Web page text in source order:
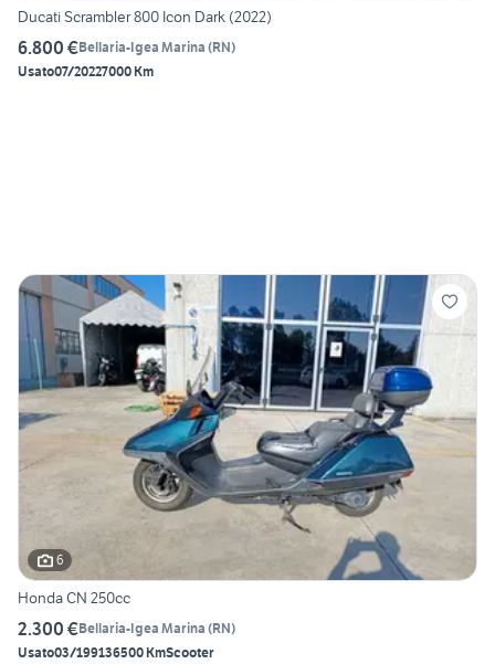
Ducati Scrambler 800 Icon Dark (2022)
6.800 €Bellaria-Igea Marina (RN)
Usato07/20227000 Km
6
Honda CN 250cc
2.300 €Bellaria-Igea Marina (RN)
Usato03/199136500 KmScooter